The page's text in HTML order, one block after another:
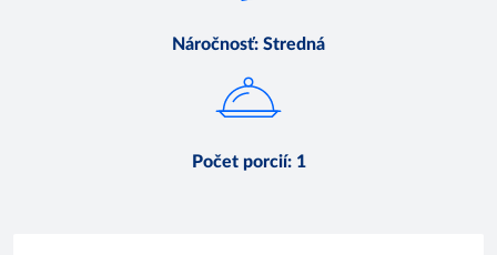
Náročnosť: Stredná
Počet porcií: 1